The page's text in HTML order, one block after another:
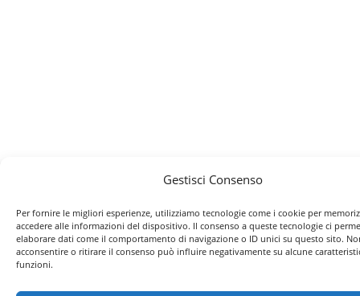
Gestisci Consenso
Per fornire le migliori esperienze, utilizziamo tecnologie come i cookie per
accedere alle informazioni del dispositivo. Il consenso a queste tecnologie ci
elaborare dati come il comportamento di navigazione o ID unici su questo sito.
acconsentire o ritirare il consenso può influire negativamente su alcune
funzioni.